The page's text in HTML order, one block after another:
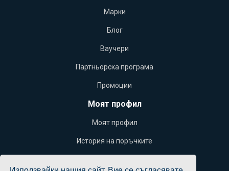
Марки
Блог
Ваучери
Партньорска програма
Промоции
Моят профил
Моят профил
История на поръчките